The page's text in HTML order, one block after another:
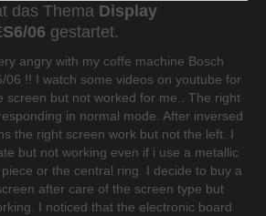
das Thema Display
06 gestartet.
angry with my coffe machine Bosch
06 !! I watch some videos on youtube for
screen but not worked for me.. The right
in normal mode. After inversed
the right screen work but not the left. I
but not working even if i use a metallic
or the central ring. I decide to buy a
after care of the screen type but
I noticed that the electronic board